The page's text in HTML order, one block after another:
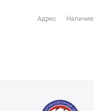
Адрес Наличие